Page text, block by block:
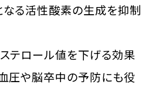
る活性酸素の生成を抑制
テロール値を下げる効果
圧や脳卒中の予防にも役